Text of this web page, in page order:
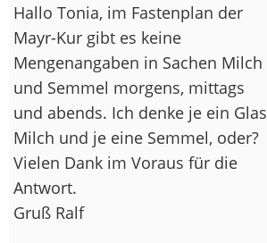
Hallo Tonia, im Fastenplan der
Mayr-Kur gibt es keine
Mengenangaben in Sachen Milch
und Semmel morgens, mittags
und abends. Ich denke je ein Glas
Milch und je eine Semmel, oder?
Vielen Dank im Voraus für die
Antwort.
Gruß Ralf